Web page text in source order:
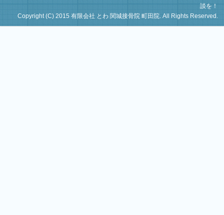
談を！
Copyright (C) 2015 有限会社 とわ 関城接骨院 町田院. All Rights Reserved.